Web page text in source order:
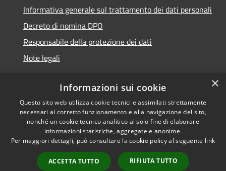
Informativa generale sul trattamento dei dati personali
Decreto di nomina DPO
Responsabile della protezione dei dati
Note legali
RSS
Accessibilità
Cookie
Mappa del sito
© 2021 - 2026 Comune di
Chiavari -Area Riservata
×
Informazioni sui cookie
Questo sito web utilizza cookie tecnici e assimilati strettamente
necessari al corretto funzionamento e alla navigazione del sito,
nonché un cookie tecnico analitico al solo fine di elaborare
informazioni statistiche, aggregate e anonime.
Per maggiori dettagli, può consultare la cookie policy al seguente link
ACCETTA TUTTO RIFIUTA TUTTO